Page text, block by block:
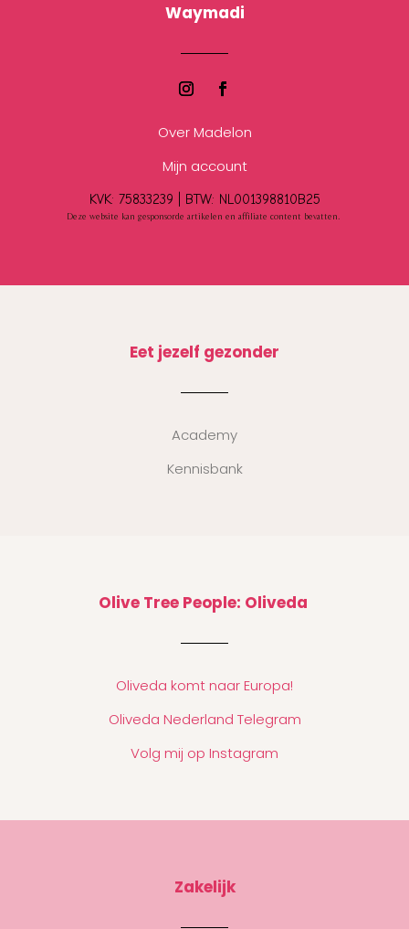
Waymadi
Over Madelon
Mijn account
KVK: 75833239 | BTW: NL001398810B25
Deze website kan gesponsorde artikelen en affiliate content bevatten.
Eet jezelf gezonder
Academy
Kennisbank
Olive Tree People: Oliveda
Oliveda komt naar Europa!
Oliveda Nederland Telegram
Volg mij op Instagram
Zakelijk